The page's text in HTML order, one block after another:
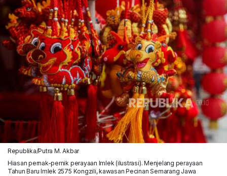
Republika/Putra M. Akbar
Hiasan pernak-pernik perayaan Imlek (ilustrasi). Menjelang perayaan
Tahun Baru Imlek 2575 Kongzili, kawasan Pecinan Semarang Jawa